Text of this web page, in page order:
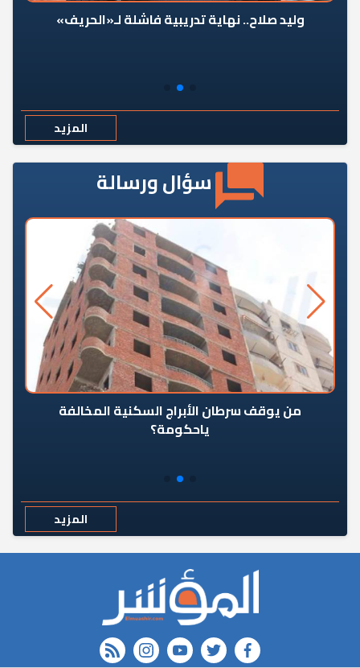
وليد صلاح.. نهاية تدريبية فاشلة لـ«الحريف»
المزيد
سؤال ورسالة
من يوقف سرطان الأبراج السكنية المخالفة
ياحكومة؟
المزيد
FACEBOOK
twitter
youtube
instagram
rss feed